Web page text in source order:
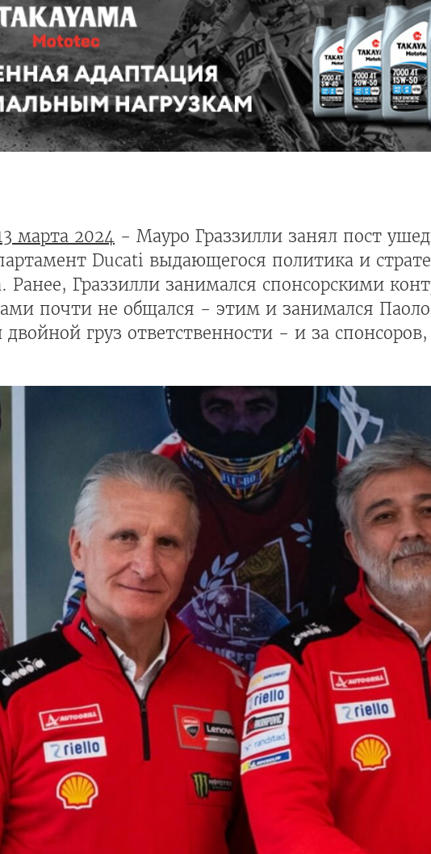
марта 2024 - Мауро Граззилли занял пост
Ducati выдающегося политика и
Ранее, Граззилли занимался спонсорскими
почти не общался - этим и занимался
двойной груз ответственности - и за